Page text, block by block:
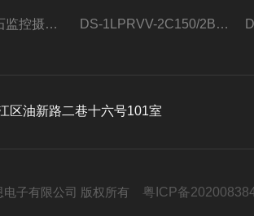
C6C无极版萤石监控摄像头 DS-1LPRVV-2C150/2B监控室外夜视高清电源线护套线200米/卷
区油新路二巷十六号101室
电子有限公司 版权所有 粤ICP备